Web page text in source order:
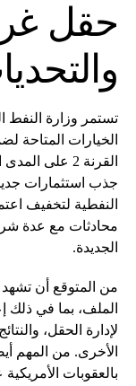
تستمر وزارة النفط
الخيارات المتاحة
القرنة 2
جذب استثمارات
النفطية لتخفيف
محادثات مع عدة
الجديدة.
من المتوقع أن تشهد
الملف، بما في ذلك
لإدارة الحقل،
الأخرى. من المهم
بالعقوبات